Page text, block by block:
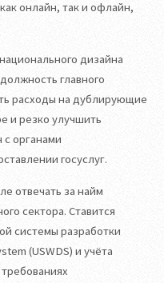
онлайн, так и офлайн,
дизайна
главного
расходы на дублирующие
и резко улучшить
с органами
госуслуг.
отвечать за найм
сектора. Ставится
системы разработки
(USWDS) и учёта